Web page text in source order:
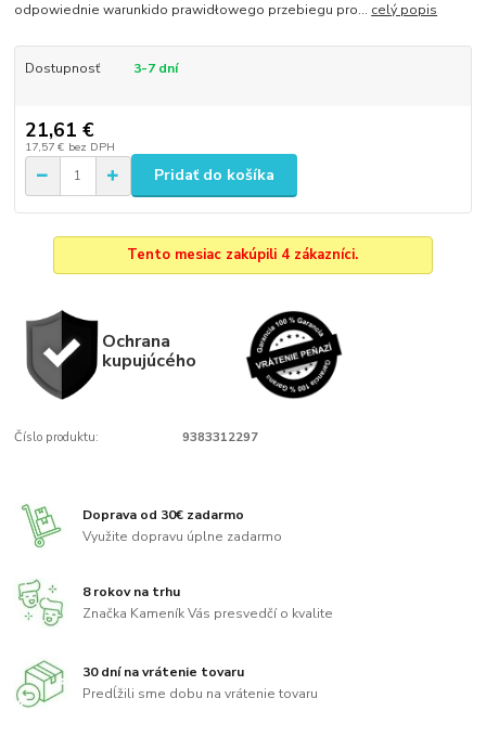
odpowiednie warunkido prawidłowego przebiegu pro... celý popis
Dostupnosť 3-7 dní
21,61 €
17,57 € bez DPH
Pridať do košíka
Tento mesiac zakúpili 4 zákazníci.
Ochrana
kupujúcého
Číslo produktu: 9383312297
Doprava od 30€ zadarmo
Využite dopravu úplne zadarmo
8 rokov na trhu
Značka Kameník Vás presvedčí o kvalite
30 dní na vrátenie tovaru
Predĺžili sme dobu na vrátenie tovaru